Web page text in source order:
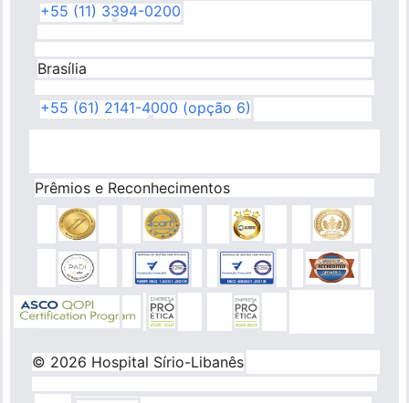
+55 (11) 3394-0200
Brasília
+55 (61) 2141-4000 (opção 6)
Prêmios e Reconhecimentos
© 2026 Hospital Sírio-Libanês